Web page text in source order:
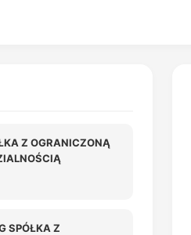
Z OGRANICZONĄ
SPÓŁKA Z